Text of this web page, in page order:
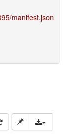
manifest.json